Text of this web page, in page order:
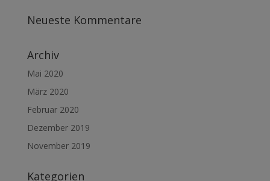
Neueste Kommentare
Archiv
Mai 2020
März 2020
Februar 2020
Dezember 2019
November 2019
Kategorien